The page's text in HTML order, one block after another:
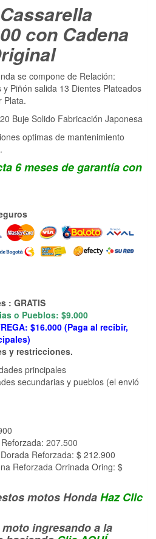
con Cadena
se compone de Relación:
Piñón salida 13 Dientes Plateados
Plata.
Buje Solido Fabricación Japonesa
optimas de mantenimiento
6 meses de garantía con
: GRATIS
o Pueblos: $9.000
$16.000 (Paga al recibir,
y restricciones.
principales
secundarias y pueblos (el envió
207.500
Reforzada: $ 212.900
Reforzada Orrinada Oring: $
motos HondaHaz Clic
ingresando a la